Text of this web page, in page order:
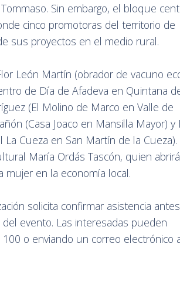
Sin embargo, el bloque
cinco promotoras del territorio de
sus proyectos en el medio rural.
León Martín (obrador de vacuno
de Día de Afadeva en Quintana
(El Molino de Marco en Valle de
(Casa Joaco en Mansilla Mayor) y
Cueza en San Martín de la Cueza).
María Ordás Tascón, quien
en la economía local.
solicita confirmar asistencia
evento. Las interesadas pueden
o enviando un correo electrónico